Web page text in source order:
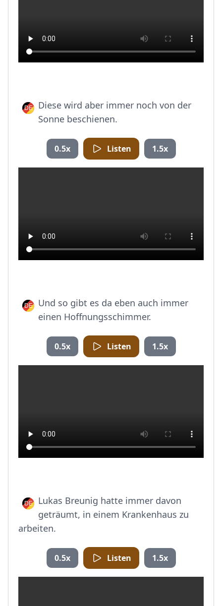
Diese wird aber immer noch von der
Sonne beschienen.
0.5x Listen 1.5x
Und so gibt es da eben auch immer
einen Hoffnungsschimmer.
0.5x Listen 1.5x
Lukas Breunig hatte immer davon
geträumt, in einem Krankenhaus zu
arbeiten.
0.5x Listen 1.5x